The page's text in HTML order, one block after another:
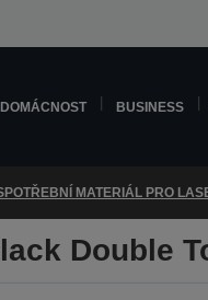
DOMÁCNOST BUSINESS
MATERIÁL PRO
Double